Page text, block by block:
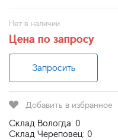
Нет в наличии
Цена по запросу
Запросить
Добавить в избранное
Склад Вологда: 0
Склад Череповец: 0